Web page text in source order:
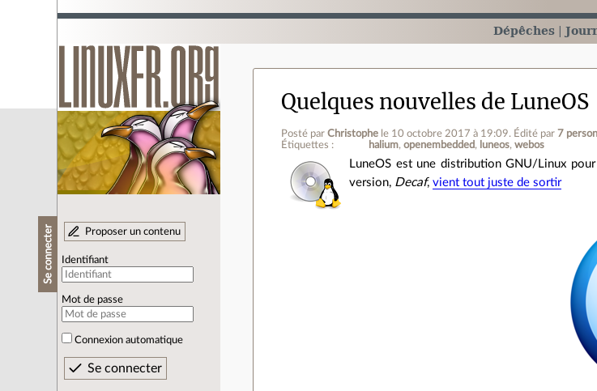
Dépêches
Se connecter Proposer un contenu
Identifiant
Mot de passe
Connexion automatique
Quelques nouvelles de LuneOS
Posté parChristophe le 10 octobre 2017 à 19:09. Édité par 7
Étiquettes :
halium openembedded luneos webos
LuneOS est une distribution GNU/Linux pour
version, Decaf,vient tout juste de sortir